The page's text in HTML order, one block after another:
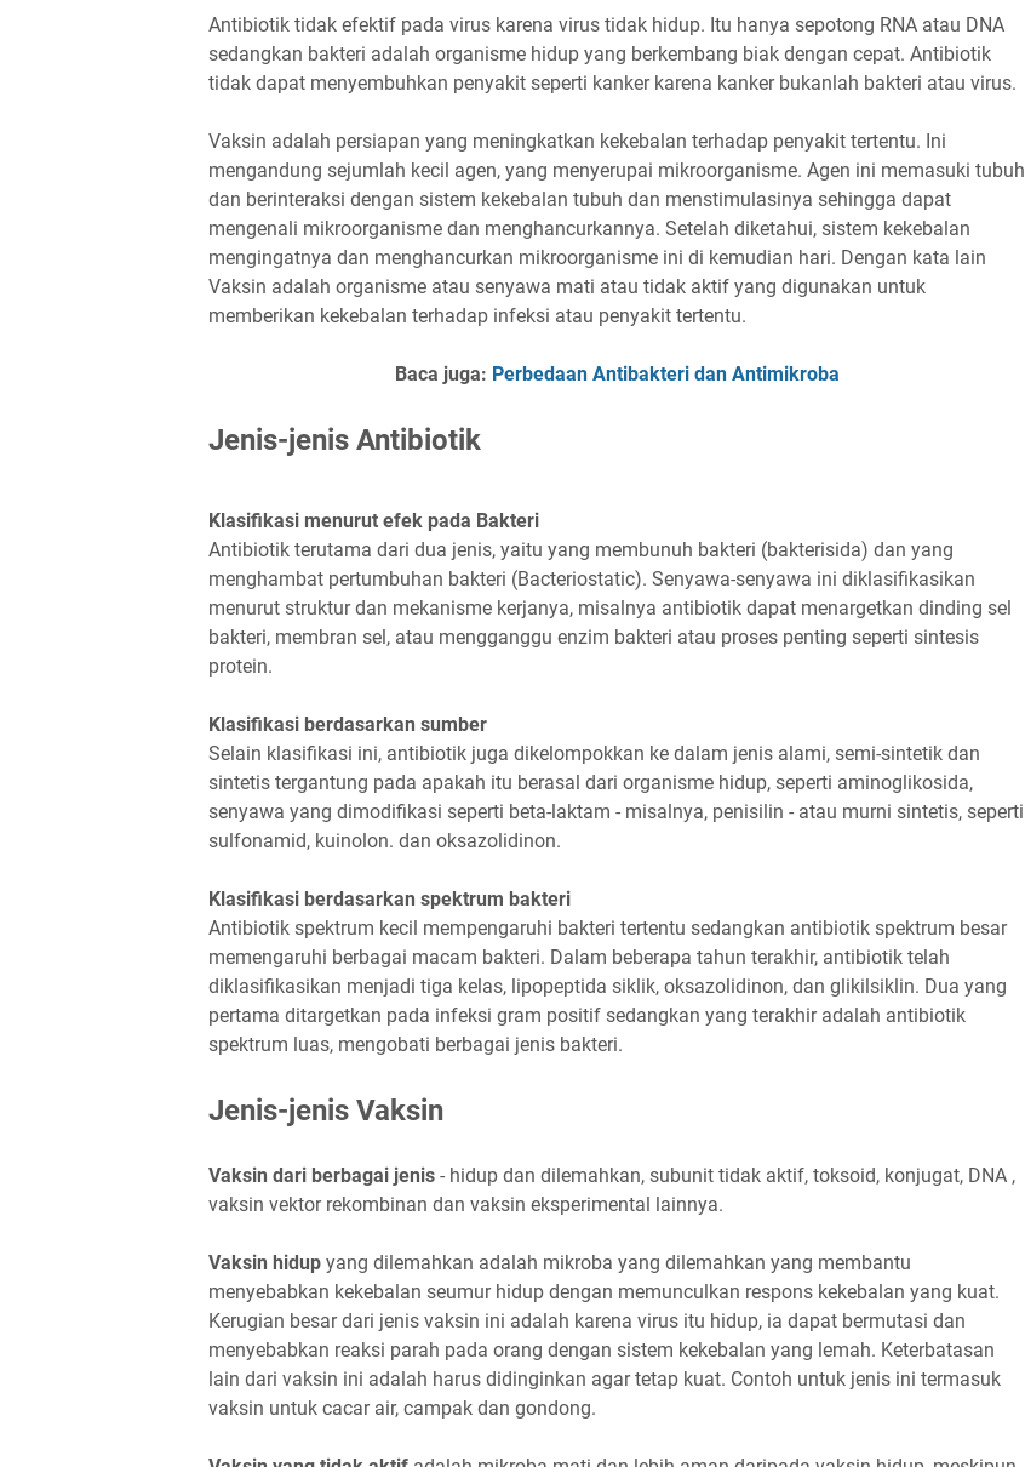
Antibiotik tidak efektif pada virus karena virus tidak hidup. Itu hanya sepotong RNA atau DNA
sedangkan bakteri adalah organisme hidup yang berkembang biak dengan cepat. Antibiotik
tidak dapat menyembuhkan penyakit seperti kanker karena kanker bukanlah bakteri atau virus.
Vaksin adalah persiapan yang meningkatkan kekebalan terhadap penyakit tertentu. Ini
mengandung sejumlah kecil agen, yang menyerupai mikroorganisme. Agen ini memasuki tubuh
dan berinteraksi dengan sistem kekebalan tubuh dan menstimulasinya sehingga dapat
mengenali mikroorganisme dan menghancurkannya. Setelah diketahui, sistem kekebalan
mengingatnya dan menghancurkan mikroorganisme ini di kemudian hari. Dengan kata lain
Vaksin adalah organisme atau senyawa mati atau tidak aktif yang digunakan untuk
memberikan kekebalan terhadap infeksi atau penyakit tertentu.
Baca juga: Perbedaan Antibakteri dan Antimikroba
Jenis-jenis Antibiotik
Klasifikasi menurut efek pada Bakteri
Antibiotik terutama dari dua jenis, yaitu yang membunuh bakteri (bakterisida) dan yang
menghambat pertumbuhan bakteri (Bacteriostatic). Senyawa-senyawa ini diklasifikasikan
menurut struktur dan mekanisme kerjanya, misalnya antibiotik dapat menargetkan dinding sel
bakteri, membran sel, atau mengganggu enzim bakteri atau proses penting seperti sintesis
protein.
Klasifikasi berdasarkan sumber
Selain klasifikasi ini, antibiotik juga dikelompokkan ke dalam jenis alami, semi-sintetik dan
sintetis tergantung pada apakah itu berasal dari organisme hidup, seperti aminoglikosida,
senyawa yang dimodifikasi seperti beta-laktam - misalnya, penisilin - atau murni sintetis, seperti
sulfonamid, kuinolon. dan oksazolidinon.
Klasifikasi berdasarkan spektrum bakteri
Antibiotik spektrum kecil mempengaruhi bakteri tertentu sedangkan antibiotik spektrum besar
memengaruhi berbagai macam bakteri. Dalam beberapa tahun terakhir, antibiotik telah
diklasifikasikan menjadi tiga kelas, lipopeptida siklik, oksazolidinon, dan glikilsiklin. Dua yang
pertama ditargetkan pada infeksi gram positif sedangkan yang terakhir adalah antibiotik
spektrum luas, mengobati berbagai jenis bakteri.
Jenis-jenis Vaksin
Vaksin dari berbagai jenis - hidup dan dilemahkan, subunit tidak aktif, toksoid, konjugat, DNA ,
vaksin vektor rekombinan dan vaksin eksperimental lainnya.
Vaksin hidup yang dilemahkan adalah mikroba yang dilemahkan yang membantu
menyebabkan kekebalan seumur hidup dengan memunculkan respons kekebalan yang kuat.
Kerugian besar dari jenis vaksin ini adalah karena virus itu hidup, ia dapat bermutasi dan
menyebabkan reaksi parah pada orang dengan sistem kekebalan yang lemah. Keterbatasan
lain dari vaksin ini adalah harus didinginkan agar tetap kuat. Contoh untuk jenis ini termasuk
vaksin untuk cacar air, campak dan gondong.